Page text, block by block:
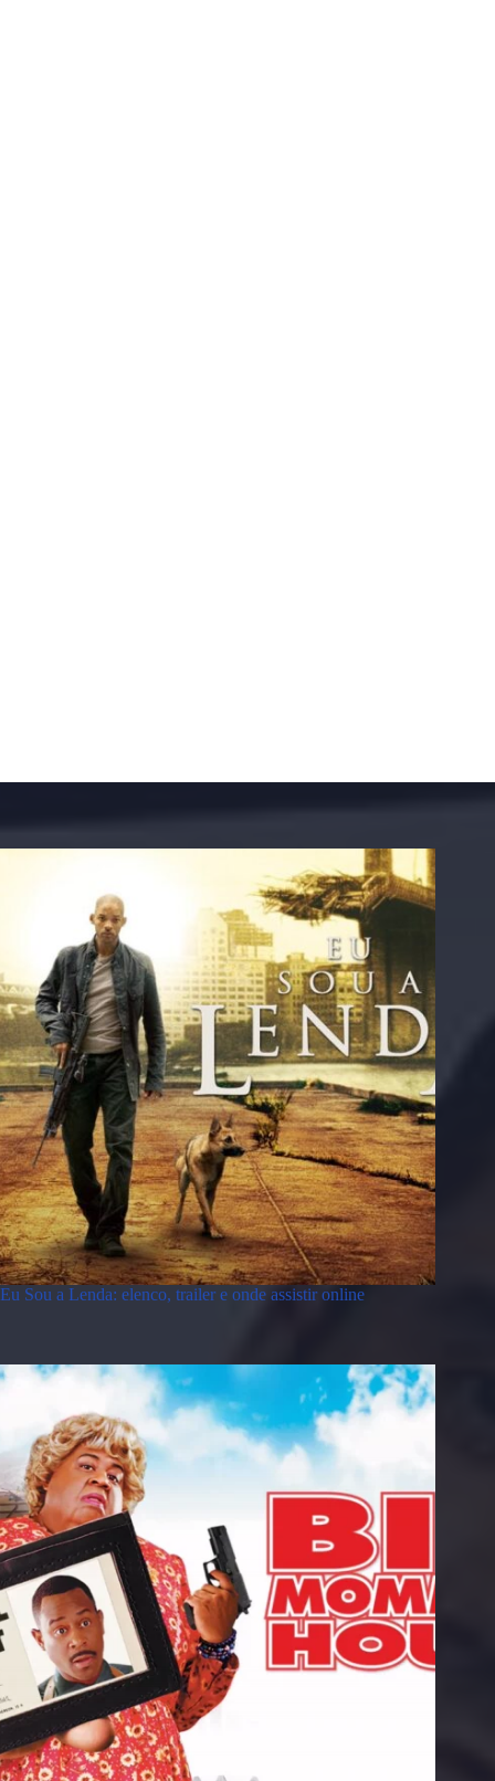
Eu Sou a Lenda: elenco, trailer e onde assistir online